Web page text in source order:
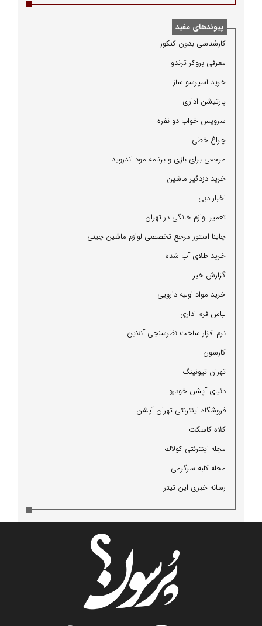
پیوندهای مفید
كارشناسی بدون كنكور
معرفی بروكر ترندو
خرید اسپرسو ساز
پارتیشن اداری
سرویس خواب دو نفره
چراغ خطی
مرجعی برای بازی و برنامه مود اندروید
خرید دزدگیر ماشین
اخبار دبی
تعمیر لوازم خانگی در تهران
چاینا استور-مرجع تخصصی لوازم ماشین چینی
خرید طلای آب شده
گزارش خبر
خرید مواد اولیه دارویی
لباس فرم اداری
نرم افزار ساخت نظرسنجی آنلاین
كارسون
تهران تیونینگ
دنیای آپشن خودرو
فروشگاه اینترنتی تهران آپشن
كلاه كاسكت
مجله اینترنتی كولاك
مجله كلبه سرگرمی
رسانه خبری این تیتر